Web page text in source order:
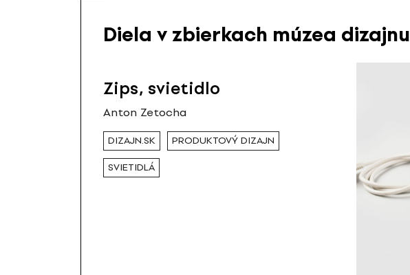
Diela v zbierkach múzea dizajnu
Zips, svietidlo
Anton Zetocha
DIZAJN.SK PRODUKTOVÝ DIZAJN
SVIETIDLÁ